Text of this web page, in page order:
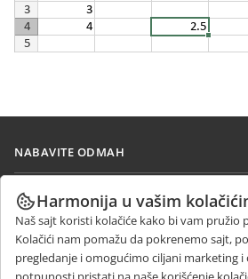
NABAVITE ODMAH
Docs
DocSpace
Workspace
Konektori
SARAĐUJTE
Za doprinosioce
Za prevodioce
PRIMAJTE VESTI
Blog
Harmonija u vašim
Naš sajt koristi kolačiće kako bi vam pružio
Kolačići nam pomažu da pokrenemo sajt,
pregledanje i omogućimo ciljani marketing i